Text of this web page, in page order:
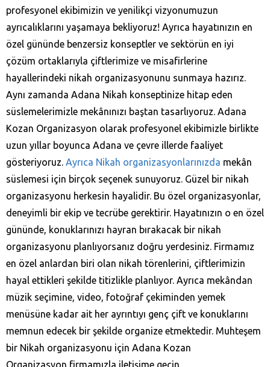
profesyonel ekibimizin ve yenilikçi vizyonumuzun
ayrıcalıklarını yaşamaya bekliyoruz! Ayrıca hayatınızın en
özel gününde benzersiz konseptler ve sektörün en iyi
çözüm ortaklarıyla çiftlerimize ve misafirlerine
hayallerindeki nikah organizasyonunu sunmaya hazırız.
Aynı zamanda Adana Nikah konseptinize hitap eden
süslemelerimizle mekânınızı baştan tasarlıyoruz. Adana
Kozan‎ Organizasyon olarak profesyonel ekibimizle birlikte
uzun yıllar boyunca Adana ve çevre illerde faaliyet
gösteriyoruz. Ayrıca Nikah organizasyonlarınızda mekân
süslemesi için birçok seçenek sunuyoruz. Güzel bir nikah
organizasyonu herkesin hayalidir. Bu özel organizasyonlar,
deneyimli bir ekip ve tecrübe gerektirir. Hayatınızın o en özel
gününde, konuklarınızı hayran bırakacak bir nikah
organizasyonu planlıyorsanız doğru yerdesiniz. Firmamız
en özel anlardan biri olan nikah törenlerini, çiftlerimizin
hayal ettikleri şekilde titizlikle planlıyor. Ayrıca mekândan
müzik seçimine, video, fotoğraf çekiminden yemek
menüsüne kadar ait her ayrıntıyı genç çift ve konuklarını
memnun edecek bir şekilde organize etmektedir. Muhteşem
bir Nikah organizasyonu için Adana Kozan‎
Organizasyon firmamızla iletişime geçin.